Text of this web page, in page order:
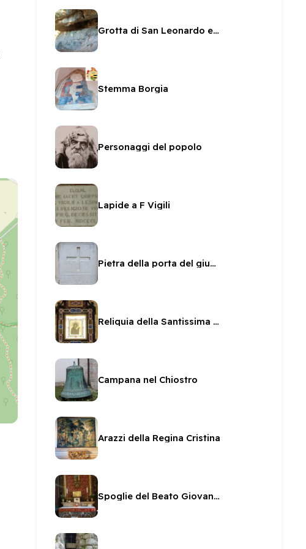
Grotta di San Leonardo ed affreschi
Stemma Borgia
Personaggi del popolo
Lapide a F Vigili
Pietra della porta del giubileo
Reliquia della Santissima Icona
Campana nel Chiostro
Arazzi della Regina Cristina
Spoglie del Beato Giovanni Merlini